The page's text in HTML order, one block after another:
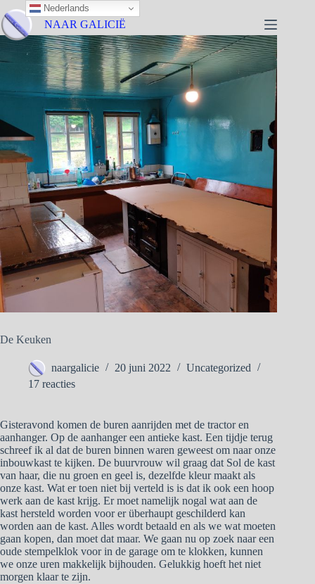
NAAR GALICIË
De Keuken
naargalicie 20 juni 2022
Uncategorized
17 reacties
Gisteravond komen de buren aanrijden met de tractor en
aanhanger. Op de aanhanger een antieke kast. Een tijdje terug
schreef ik al dat de buren binnen waren geweest om naar onze
inbouwkast te kijken. De buurvrouw wil graag dat Sol de kast
van haar, die nu groen en geel is, dezelfde kleur maakt als
onze kast. Wat er toen niet bij verteld is is dat ik ook een hoop
werk aan de kast krijg. Er moet namelijk nogal wat aan de
kast hersteld worden voor er überhaupt geschilderd kan
worden aan de kast. Alles wordt betaald en als we wat moeten
gaan kopen, dan moet dat maar. We gaan nu op zoek naar een
oude stempelklok voor in de garage om te klokken, kunnen
we onze uren makkelijk bijhouden. Gelukkig hoeft het niet
morgen klaar te zijn.
Nederlands